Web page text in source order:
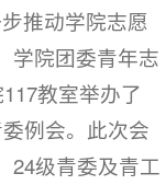
推动学院志愿
学院团委青年志
教室举办了
例会。此次会
24级青委及青工